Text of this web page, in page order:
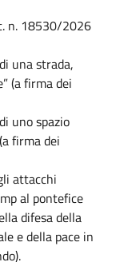
n. 18530/2026
una strada,
(a firma dei
uno spazio
firma dei
attacchi
al pontefice
difesa della
e della pace in